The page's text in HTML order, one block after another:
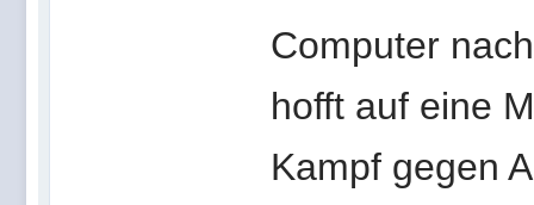
Computer
hofft auf eine
Kampf gegen